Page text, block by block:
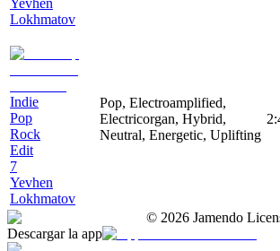
Lokhmatov
Indie
Pop
Rock
Edit
7
Yevhen
Lokhmatov
Pop, Electroamplified,
Electricorgan, Hybrid,
Neutral, Energetic, Uplifting
© 2026 Jamendo
Descargar la app